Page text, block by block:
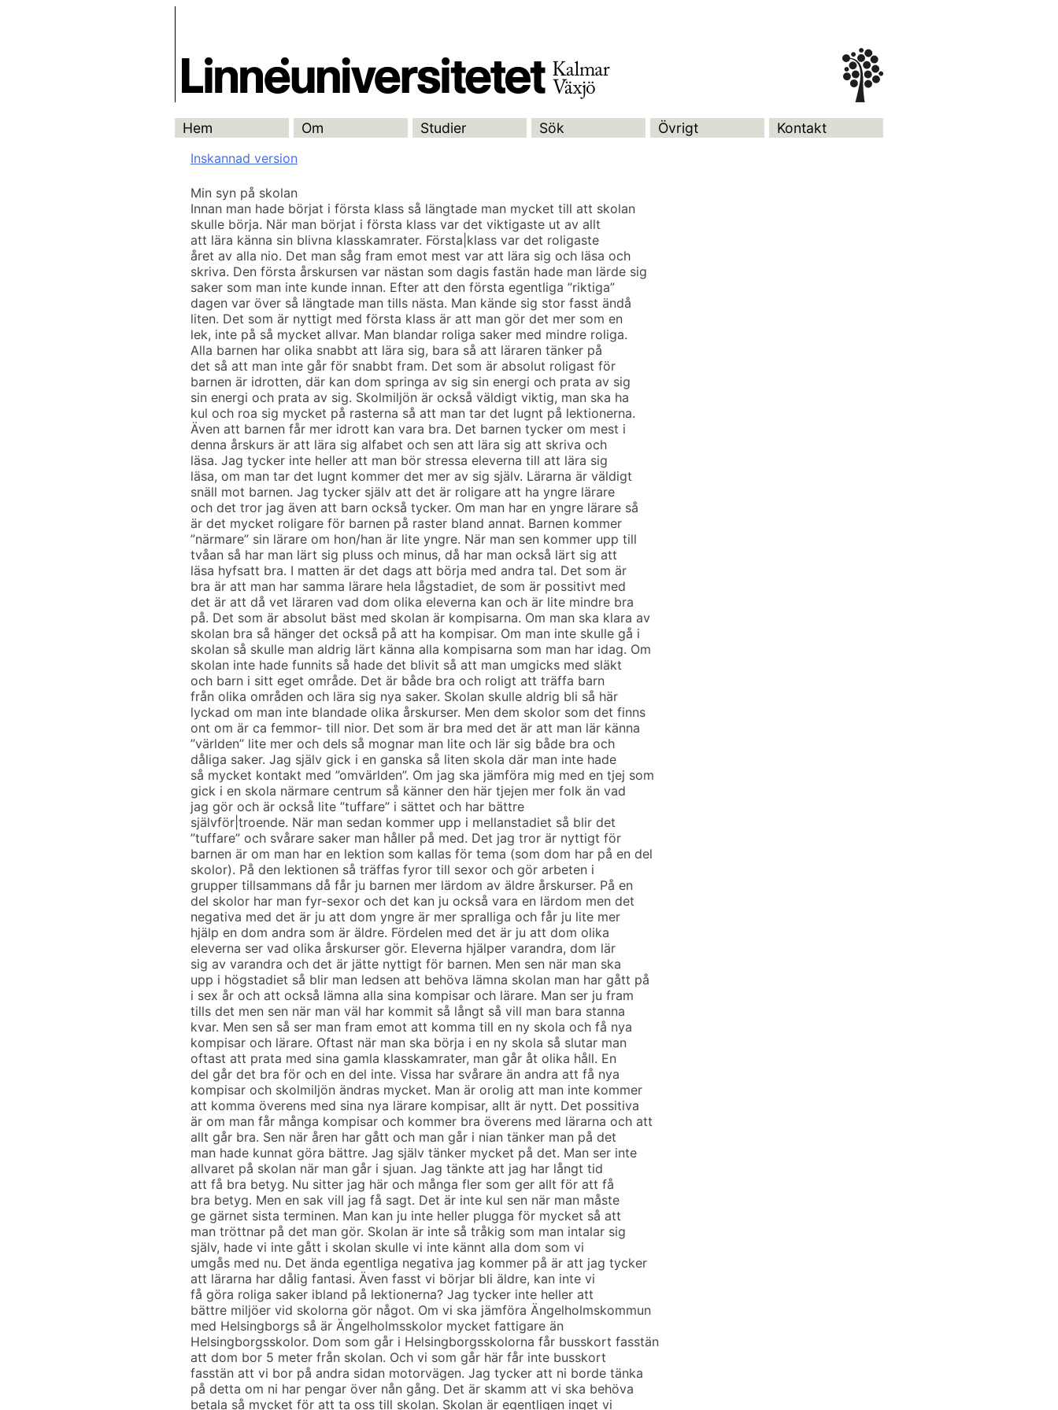
Hem Om Studier Sök Övrigt Kontakt
Inskannad version
Min syn på skolan
Innan man hade börjat i första klass så längtade man mycket till att skolan
skulle börja. När man börjat i första klass var det viktigaste ut av allt
att lära känna sin blivna klasskamrater. Första|klass var det roligaste
året av alla nio. Det man såg fram emot mest var att lära sig och läsa och
skriva. Den första årskursen var nästan som dagis fastän hade man lärde sig
saker som man inte kunde innan. Efter att den första egentliga ”riktiga”
dagen var över så längtade man tills nästa. Man kände sig stor fasst ändå
liten. Det som är nyttigt med första klass är att man gör det mer som en
lek, inte på så mycket allvar. Man blandar roliga saker med mindre roliga.
Alla barnen har olika snabbt att lära sig, bara så att läraren tänker på
det så att man inte går för snabbt fram. Det som är absolut roligast för
barnen är idrotten, där kan dom springa av sig sin energi och prata av sig
sin energi och prata av sig. Skolmiljön är också väldigt viktig, man ska ha
kul och roa sig mycket på rasterna så att man tar det lugnt på lektionerna.
Även att barnen får mer idrott kan vara bra. Det barnen tycker om mest i
denna årskurs är att lära sig alfabet och sen att lära sig att skriva och
läsa. Jag tycker inte heller att man bör stressa eleverna till att lära sig
läsa, om man tar det lugnt kommer det mer av sig själv. Lärarna är väldigt
snäll mot barnen. Jag tycker själv att det är roligare att ha yngre lärare
och det tror jag även att barn också tycker. Om man har en yngre lärare så
är det mycket roligare för barnen på raster bland annat. Barnen kommer
”närmare” sin lärare om hon/han är lite yngre. När man sen kommer upp till
tvåan så har man lärt sig pluss och minus, då har man också lärt sig att
läsa hyfsatt bra. I matten är det dags att börja med andra tal. Det som är
bra är att man har samma lärare hela lågstadiet, de som är possitivt med
det är att då vet läraren vad dom olika eleverna kan och är lite mindre bra
på. Det som är absolut bäst med skolan är kompisarna. Om man ska klara av
skolan bra så hänger det också på att ha kompisar. Om man inte skulle gå i
skolan så skulle man aldrig lärt känna alla kompisarna som man har idag. Om
skolan inte hade funnits så hade det blivit så att man umgicks med släkt
och barn i sitt eget område. Det är både bra och roligt att träffa barn
från olika områden och lära sig nya saker. Skolan skulle aldrig bli så här
lyckad om man inte blandade olika årskurser. Men dem skolor som det finns
ont om är ca femmor- till nior. Det som är bra med det är att man lär känna
”världen” lite mer och dels så mognar man lite och lär sig både bra och
dåliga saker. Jag själv gick i en ganska så liten skola där man inte hade
så mycket kontakt med ”omvärlden”. Om jag ska jämföra mig med en tjej som
gick i en skola närmare centrum så känner den här tjejen mer folk än vad
jag gör och är också lite ”tuffare” i sättet och har bättre
självför|troende. När man sedan kommer upp i mellanstadiet så blir det
”tuffare” och svårare saker man håller på med. Det jag tror är nyttigt för
barnen är om man har en lektion som kallas för tema (som dom har på en del
skolor). På den lektionen så träffas fyror till sexor och gör arbeten i
grupper tillsammans då får ju barnen mer lärdom av äldre årskurser. På en
del skolor har man fyr-sexor och det kan ju också vara en lärdom men det
negativa med det är ju att dom yngre är mer spralliga och får ju lite mer
hjälp en dom andra som är äldre. Fördelen med det är ju att dom olika
eleverna ser vad olika årskurser gör. Eleverna hjälper varandra, dom lär
sig av varandra och det är jätte nyttigt för barnen. Men sen när man ska
upp i högstadiet så blir man ledsen att behöva lämna skolan man har gått på
i sex år och att också lämna alla sina kompisar och lärare. Man ser ju fram
tills det men sen när man väl har kommit så långt så vill man bara stanna
kvar. Men sen så ser man fram emot att komma till en ny skola och få nya
kompisar och lärare. Oftast när man ska börja i en ny skola så slutar man
oftast att prata med sina gamla klasskamrater, man går åt olika håll. En
del går det bra för och en del inte. Vissa har svårare än andra att få nya
kompisar och skolmiljön ändras mycket. Man är orolig att man inte kommer
att komma överens med sina nya lärare kompisar, allt är nytt. Det possitiva
är om man får många kompisar och kommer bra överens med lärarna och att
allt går bra. Sen när åren har gått och man går i nian tänker man på det
man hade kunnat göra bättre. Jag själv tänker mycket på det. Man ser inte
allvaret på skolan när man går i sjuan. Jag tänkte att jag har långt tid
att få bra betyg. Nu sitter jag här och många fler som ger allt för att få
bra betyg. Men en sak vill jag få sagt. Det är inte kul sen när man måste
ge gärnet sista terminen. Man kan ju inte heller plugga för mycket så att
man tröttnar på det man gör. Skolan är inte så tråkig som man intalar sig
själv, hade vi inte gått i skolan skulle vi inte kännt alla dom som vi
umgås med nu. Det ända egentliga negativa jag kommer på är att jag tycker
att lärarna har dålig fantasi. Även fasst vi börjar bli äldre, kan inte vi
få göra roliga saker ibland på lektionerna? Jag tycker inte heller att
bättre miljöer vid skolorna gör något. Om vi ska jämföra Ängelholmskommun
med Helsingborgs så är Ängelholmsskolor mycket fattigare än
Helsingborgsskolor. Dom som går i Helsingborgsskolorna får busskort fasstän
att dom bor 5 meter från skolan. Och vi som går här får inte busskort
fasstän att vi bor på andra sidan motorvägen. Jag tycker att ni borde tänka
på detta om ni har pengar över nån gång. Det är skamm att vi ska behöva
betala så mycket för att ta oss till skolan. Skolan är egentligen inget vi